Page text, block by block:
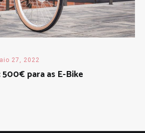
27, 2022
para as E-Bike